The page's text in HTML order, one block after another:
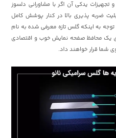
تجهیزات یدکی آن اگر با مشاورانی دلسوز
ضربه پذیری بالا در کنار پوشش کامل
به اینکه گلس تازه معرفی شده به نام
یک محافظ صفحه نمایش خوب و اقتصادی
شما قرار خواهند داد.